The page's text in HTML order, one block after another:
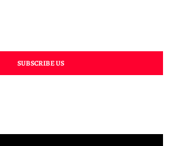
SUBSCRIBE US